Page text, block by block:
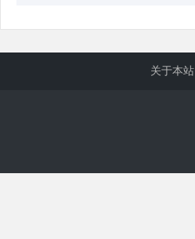
关于本站